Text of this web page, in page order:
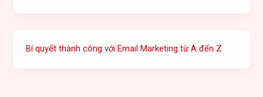
Bí quyết thành công với Email Marketing từ A đến Z